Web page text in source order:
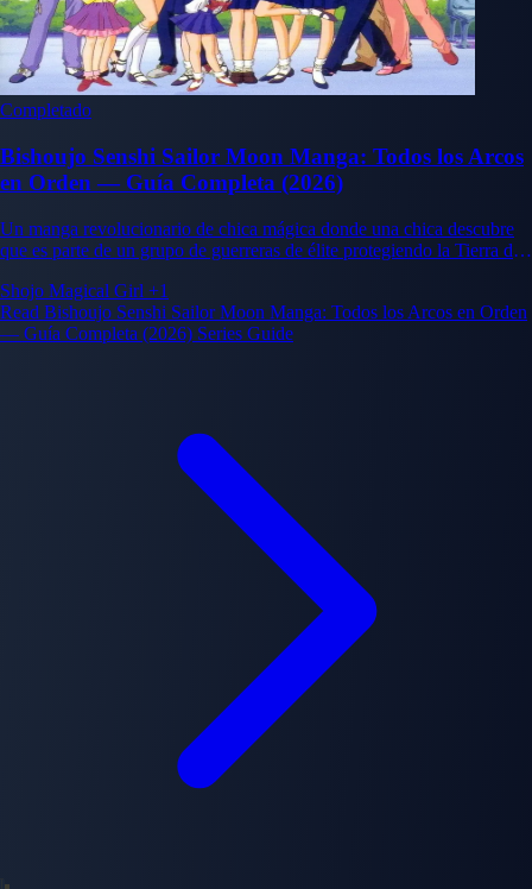
Completado
Bishoujo Senshi Sailor Moon Manga: Todos los Arcos
en Orden — Guía Completa (2026)
Un manga revolucionario de chica mágica donde una chica descubre
que es parte de un grupo de guerreras de élite protegiendo la Tierra de
Shojo Magical Girl +1
Read Bishoujo Senshi Sailor Moon Manga: Todos los Arcos en Orden
— Guía Completa (2026) Series Guide